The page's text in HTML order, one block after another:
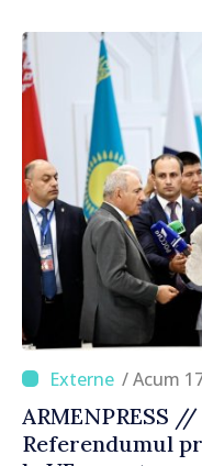
corectă”
/ Acum
ARMENPRESS
Referendumul